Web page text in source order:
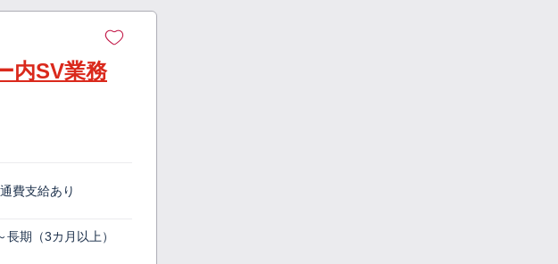
内SV業務
費支給あり
長期（3カ月以上）